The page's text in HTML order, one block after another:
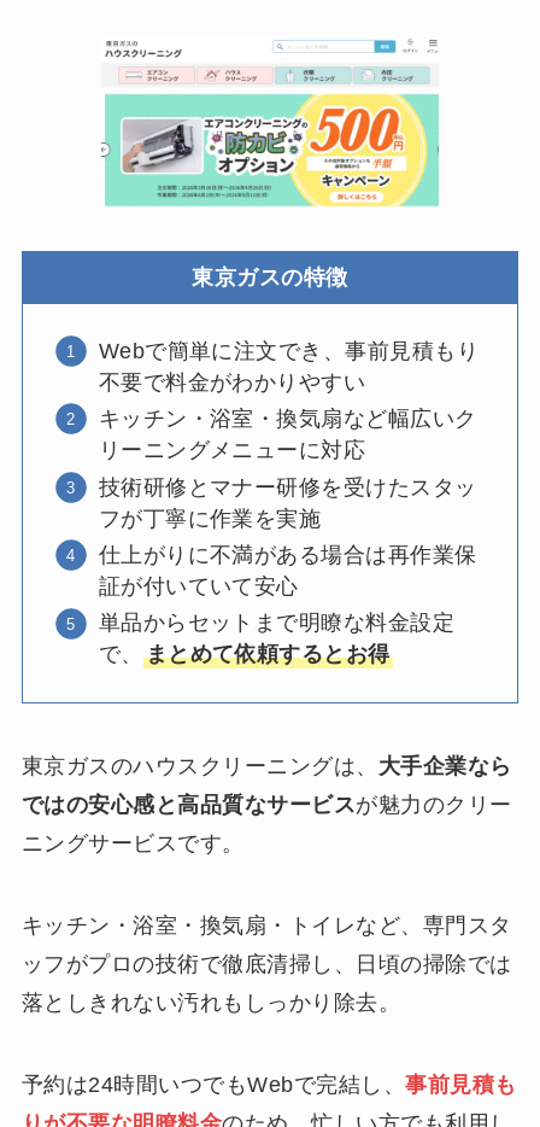
東京ガスの特徴
Webで簡単に注文でき、事前見積もり
不要で料金がわかりやすい
キッチン・浴室・換気扇など幅広いク
リーニングメニューに対応
技術研修とマナー研修を受けたスタッ
フが丁寧に作業を実施
仕上がりに不満がある場合は再作業保
証が付いていて安心
単品からセットまで明瞭な料金設定
で、 まとめて依頼するとお得
東京ガスのハウスクリーニングは、 大手企業なら
ではの安心感と高品質なサービスが魅力のクリー
ニングサービスです。
キッチン・浴室・換気扇・トイレなど、専門スタ
ッフがプロの技術で徹底清掃し、日頃の掃除では
落としきれない汚れもしっかり除去。
予約は24時間いつでもWebで完結し、事前見積も